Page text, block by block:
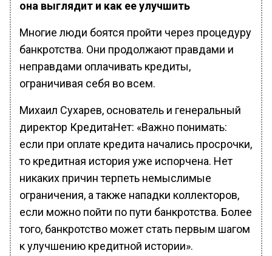
она выглядит и как ее улучшить
Многие люди боятся пройти через процедуру
банкротства. Они продолжают правдами и
неправдами оплачивать кредиты,
ограничивая себя во всем.
Михаил Сухарев, основатель и генеральный
директор КредитаНет: «Важно понимать:
если при оплате кредита начались просрочки,
то кредитная история уже испорчена. Нет
никаких причин терпеть немыслимые
ограничения, а также нападки коллекторов,
если можно пойти по пути банкротства. Более
того, банкротство может стать первым шагом
к улучшению кредитной истории».